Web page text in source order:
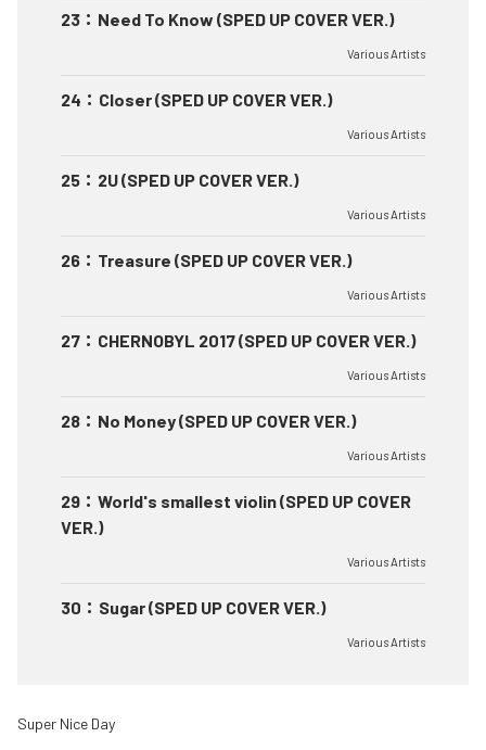
23 ： Need To Know (SPED UP COVER VER.)
Various Artists
24 ： Closer (SPED UP COVER VER.)
Various Artists
25 ： 2U (SPED UP COVER VER.)
Various Artists
26 ： Treasure (SPED UP COVER VER.)
Various Artists
27 ： CHERNOBYL 2017 (SPED UP COVER VER.)
Various Artists
28 ： No Money (SPED UP COVER VER.)
Various Artists
29 ： World's smallest violin (SPED UP COVER
VER.)
Various Artists
30 ： Sugar (SPED UP COVER VER.)
Various Artists
Super Nice Day